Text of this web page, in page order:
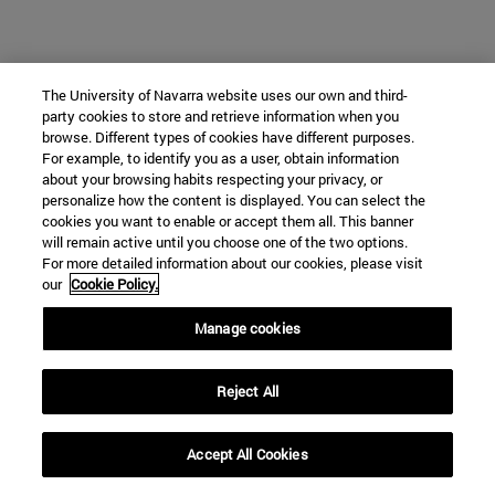
The University of Navarra website uses our own and third-
party cookies to store and retrieve information when you
browse. Different types of cookies have different purposes.
For example, to identify you as a user, obtain information
about your browsing habits respecting your privacy, or
personalize how the content is displayed. You can select the
cookies you want to enable or accept them all. This banner
will remain active until you choose one of the two options.
For more detailed information about our cookies, please visit
our Cookie Policy.
Manage cookies
Reject All
Accept All Cookies